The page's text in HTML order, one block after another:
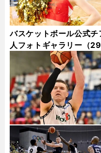
バスケットボール公式
人フォトギャラリー（29